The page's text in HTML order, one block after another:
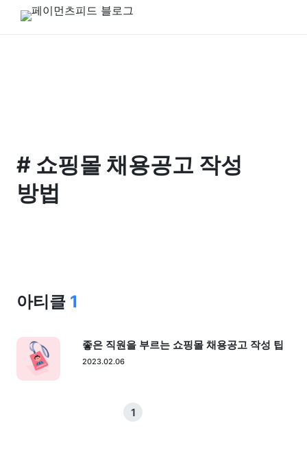
# 쇼핑몰 채용공고 작성
방법
아티클 1
좋은 직원을 부르는 쇼핑몰 채용공고 작성 팁
2023.02.06
1